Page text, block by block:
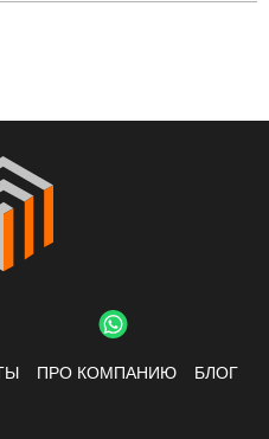
ПРО КОМПАНИЮ БЛОГ